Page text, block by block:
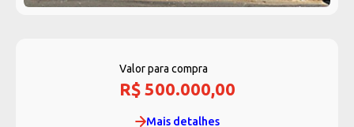
Valor para compra
R$ 500.000,00
Mais detalhes